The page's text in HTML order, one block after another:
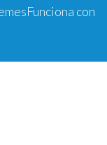
Funciona con